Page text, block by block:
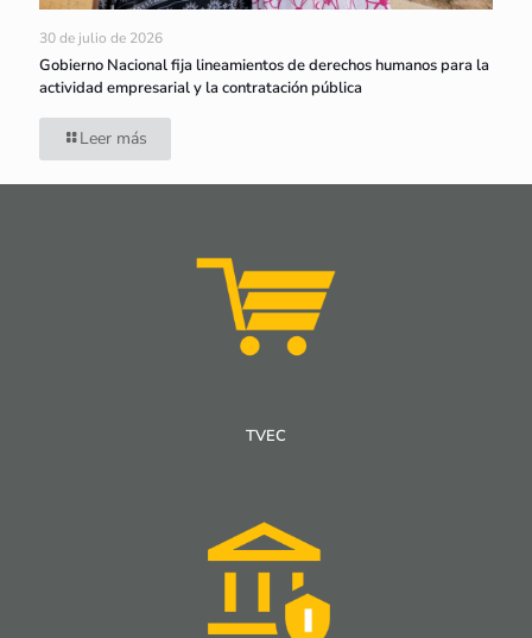
30 de julio de 2026
Gobierno Nacional fija lineamientos de derechos humanos para la
actividad empresarial y la contratación pública
Leer más
TVEC